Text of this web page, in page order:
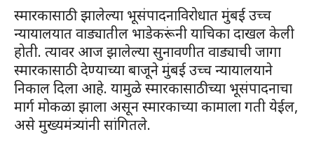
स्मारकासाठी झालेल्या भूसंपादनाविरोधात मुंबई उच्च
न्यायालयात वाड्यातील भाडेकरूंनी याचिका दाखल केली
होती. त्यावर आज झालेल्या सुनावणीत वाड्याची जागा
स्मारकासाठी देण्याच्या बाजूने मुंबई उच्च न्यायालयाने
निकाल दिला आहे. यामुळे स्मारकासाठीच्या भूसंपादनाचा
मार्ग मोकळा झाला असून स्मारकाच्या कामाला गती येईल,
असे मुख्यमंत्र्यांनी सांगितले.